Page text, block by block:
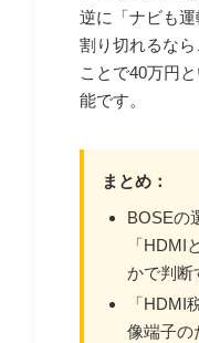
逆に「ナビも
割り切れるな
ことで40万円
能です。
まとめ：
BOSEの
「HDMI
かで判断
「HDMI
像端子の